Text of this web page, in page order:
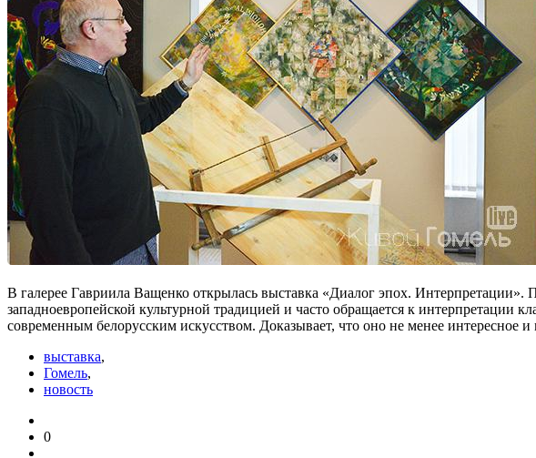
В галерее Гавриила Ващенко открылась выставка «Диалог эпох. Интерпретации».
западноевропейской культурной традицией и часто обращается к интерпретации
современным белорусским искусством. Доказывает, что оно не менее интересное
выставка,
Гомель,
новость
0